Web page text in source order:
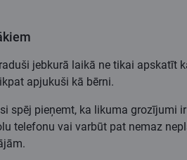
jebkurā laikā ne tikai apskatīt
apjukuši kā bērni.
spēj pieņemt, ka likuma grozījumi
telefonu vai varbūt pat nemaz